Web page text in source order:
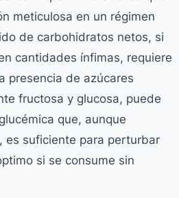
meticulosa en un régimen
de carbohidratos netos, si
cantidades ínfimas, requiere
presencia de azúcares
fructosa y glucosa, puede
que, aunque
es suficiente para perturbar
si se consume sin